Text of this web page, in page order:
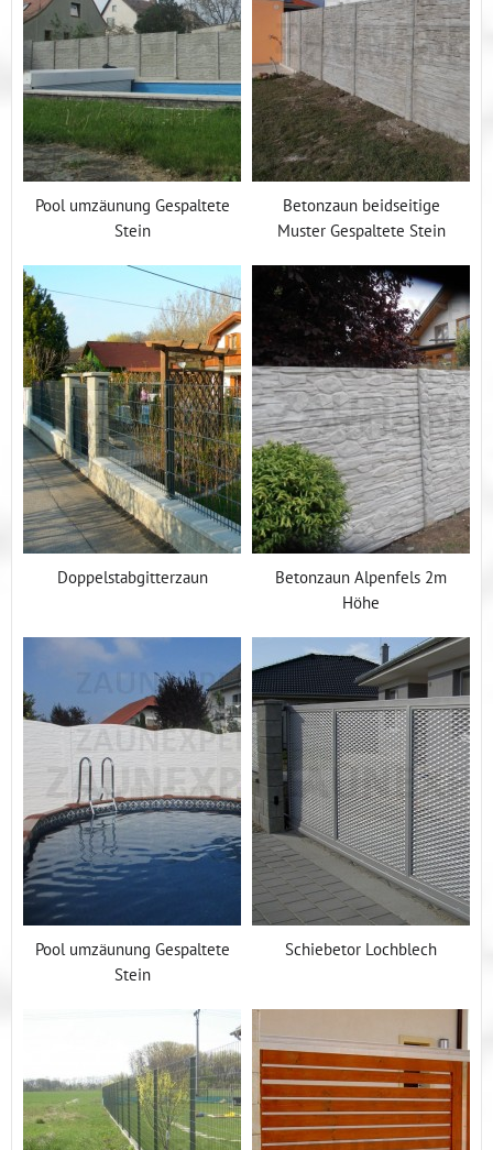
Pool umzäunung Gespaltete
Stein
Betonzaun beidseitige
Muster Gespaltete Stein
Doppelstabgitterzaun
Betonzaun Alpenfels 2m
Höhe
Pool umzäunung Gespaltete
Stein
Schiebetor Lochblech